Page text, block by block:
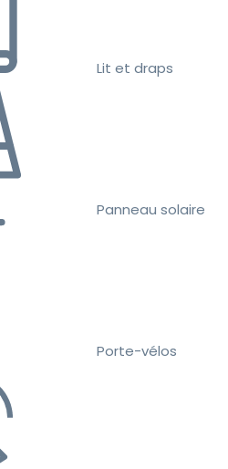
Lit et draps
Panneau solaire
Porte-vélos